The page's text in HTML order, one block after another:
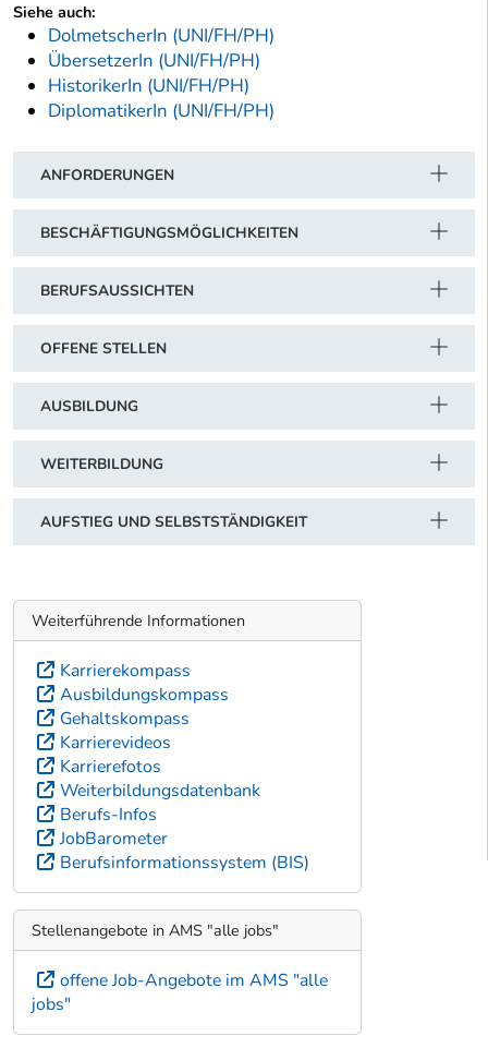
Siehe auch:
DolmetscherIn (UNI/FH/PH)
ÜbersetzerIn (UNI/FH/PH)
HistorikerIn (UNI/FH/PH)
DiplomatikerIn (UNI/FH/PH)
ANFORDERUNGEN
BESCHÄFTIGUNGSMÖGLICHKEITEN
BERUFSAUSSICHTEN
OFFENE STELLEN
AUSBILDUNG
WEITERBILDUNG
AUFSTIEG UND SELBSTSTÄNDIGKEIT
Weiterführende Informationen
Karrierekompass
Ausbildungskompass
Gehaltskompass
Karrierevideos
Karrierefotos
Weiterbildungsdatenbank
Berufs-Infos
JobBarometer
Berufsinformationssystem (BIS)
Stellenangebote in AMS "alle jobs"
offene Job-Angebote im AMS "alle
jobs"